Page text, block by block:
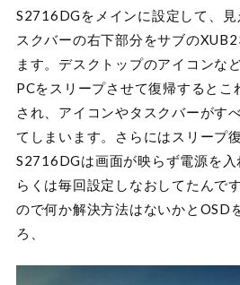
S2716DGをメインに設定して、
スクバーの右下部分をサブの
ます。デスクトップのアイコンな
PCをスリープさせて復帰するとこ
され、アイコンやタスクバーがす
てしまいます。さらにはスリープ
S2716DGは画面が映らず電源を
らくは毎回設定しなおしてたんで
ので何か解決方法はないかとOSD
ろ、